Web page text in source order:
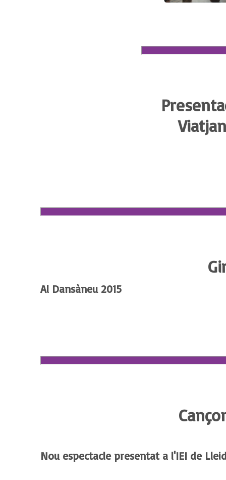
Al Dansàneu 2015
Nou espectacle presentat a l'IEI de